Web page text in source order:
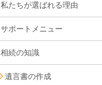
私たちが選ばれる理由
サポートメニュー
相続の知識
遺言書の作成